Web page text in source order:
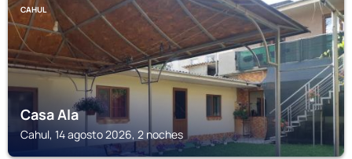
CAHUL
Casa Ala
Cahul, 14 agosto 2026, 2 noches